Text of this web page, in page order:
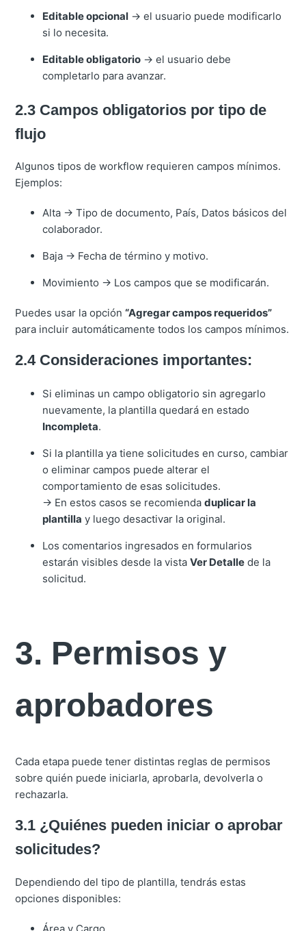
Editable opcional → el usuario puede modificarlo
si lo necesita.
Editable obligatorio → el usuario debe
completarlo para avanzar.
2.3 Campos obligatorios por tipo de
flujo
Algunos tipos de workflow requieren campos mínimos.
Ejemplos:
Alta → Tipo de documento, País, Datos básicos del
colaborador.
Baja → Fecha de término y motivo.
Movimiento → Los campos que se modificarán.
Puedes usar la opción“Agregar campos requeridos”
para incluir automáticamente todos los campos mínimos.
2.4 Consideraciones importantes:
Si eliminas un campo obligatorio sin agregarlo
nuevamente, la plantilla quedará en estado
Incompleta.
Si la plantilla ya tiene solicitudes en curso, cambiar
o eliminar campos puede alterar el
comportamiento de esas solicitudes.
→ En estos casos se recomiendaduplicar la
plantilla y luego desactivar la original.
Los comentarios ingresados en formularios
estarán visibles desde la vistaVer Detalle de la
solicitud.
3. Permisos y
aprobadores
Cada etapa puede tener distintas reglas de permisos
sobre quién puede iniciarla, aprobarla, devolverla o
rechazarla.
3.1 ¿Quiénes pueden iniciar o aprobar
solicitudes?
Dependiendo del tipo de plantilla, tendrás estas
opciones disponibles:
Área y Cargo